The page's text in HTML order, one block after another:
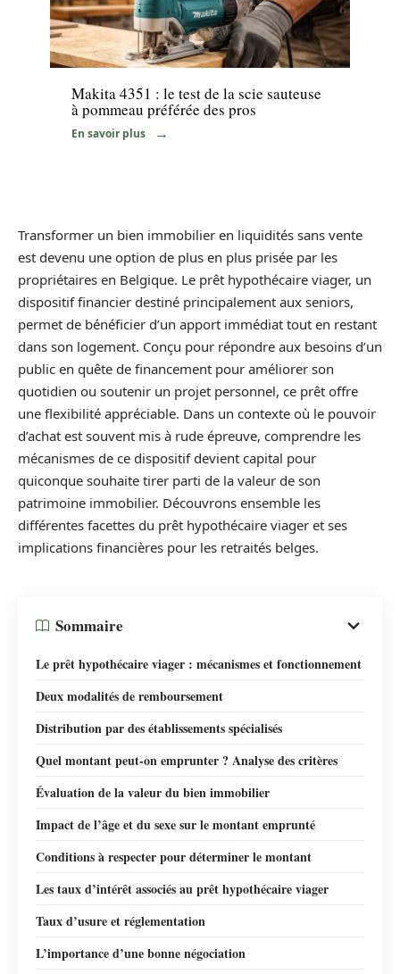
Equipement
Makita 4351 : le test de la scie sauteuse
à pommeau préférée des pros
En savoir plus
Transformer un bien immobilier en liquidités sans vente
est devenu une option de plus en plus prisée par les
propriétaires en Belgique. Le prêt hypothécaire viager, un
dispositif financier destiné principalement aux seniors,
permet de bénéficier d’un apport immédiat tout en restant
dans son logement. Conçu pour répondre aux besoins d’un
public en quête de financement pour améliorer son
quotidien ou soutenir un projet personnel, ce prêt offre
une flexibilité appréciable. Dans un contexte où le pouvoir
d’achat est souvent mis à rude épreuve, comprendre les
mécanismes de ce dispositif devient capital pour
quiconque souhaite tirer parti de la valeur de son
patrimoine immobilier. Découvrons ensemble les
différentes facettes du prêt hypothécaire viager et ses
implications financières pour les retraités belges.
Sommaire
Le prêt hypothécaire viager : mécanismes et fonctionnement
Deux modalités de remboursement
Distribution par des établissements spécialisés
Quel montant peut-on emprunter ? Analyse des critères
Évaluation de la valeur du bien immobilier
Impact de l’âge et du sexe sur le montant emprunté
Conditions à respecter pour déterminer le montant
Les taux d’intérêt associés au prêt hypothécaire viager
Taux d’usure et réglementation
L’importance d’une bonne négociation